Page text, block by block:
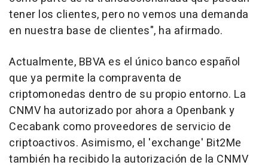
tener los clientes, pero no vemos una demanda
en nuestra base de clientes", ha afirmado.
Actualmente, BBVA es el único banco español
que ya permite la compraventa de
criptomonedas dentro de su propio entorno. La
CNMV ha autorizado por ahora a Openbank y
Cecabank como proveedores de servicio de
criptoactivos. Asimismo, el 'exchange' Bit2Me
también ha recibido la autorización de la CNMV